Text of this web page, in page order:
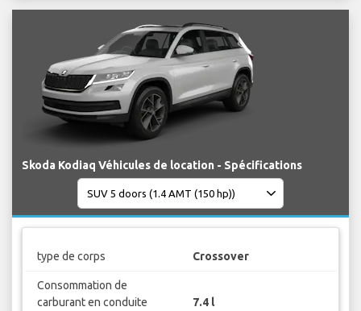
Skoda Kodiaq Véhicules de location - Spécifications
type de corps Crossover
Consommation de
carburant en conduite
7.4 l